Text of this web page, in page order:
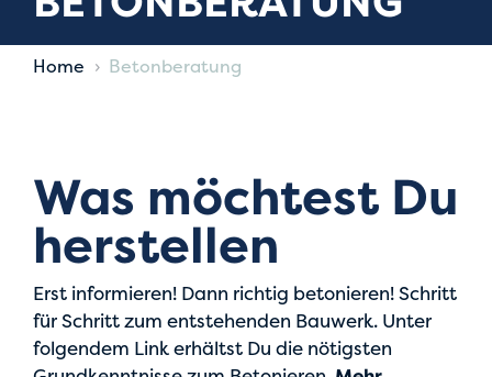
Home Betonberatung
Was möchtest Du
her­stellen
Erst informieren! Dann richtig betonieren! Schritt
für Schritt zum entstehenden Bauwerk. Unter
folgendem Link erhältst Du die nötigsten